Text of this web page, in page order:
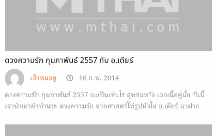
ดวงความรัก กุมภาพันธ์ 2557 กับ อ.เดียร์
เจ้าหมอดู
16 ก.พ. 2014
ดวงความรัก กุมภาพันธ์ 2557 จะเป็นเช่นไร สุขสมหวัง เจอเนื้อคู่มั้ย วันนี้
เรานำเอาคำทำนาย ดวงความรัก จากศาสตร์ไพ่รูปหัวใจ อ.เดียร์ มาฝาก